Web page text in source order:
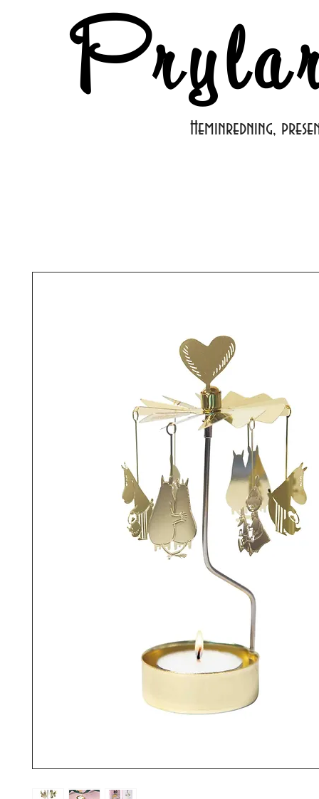
Heminredning,